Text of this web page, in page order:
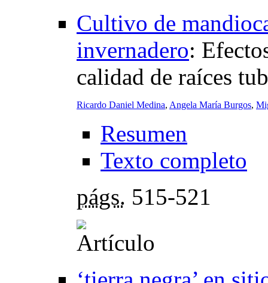
Cultivo de
invernadero:
calidad de raíces
Ricardo Daniel Medina, Angela María Burgos,
Resumen
Texto completo
págs. 515-521